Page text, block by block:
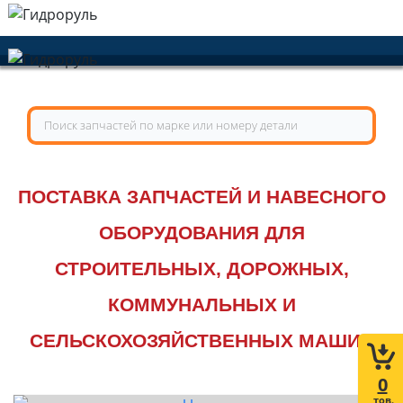
ПОСТАВКА ЗАПЧАСТЕЙ И НАВЕСНОГО
ОБОРУДОВАНИЯ ДЛЯ
СТРОИТЕЛЬНЫХ, ДОРОЖНЫХ,
КОММУНАЛЬНЫХ И
СЕЛЬСКОХОЗЯЙСТВЕННЫХ МАШИН
0
тов.